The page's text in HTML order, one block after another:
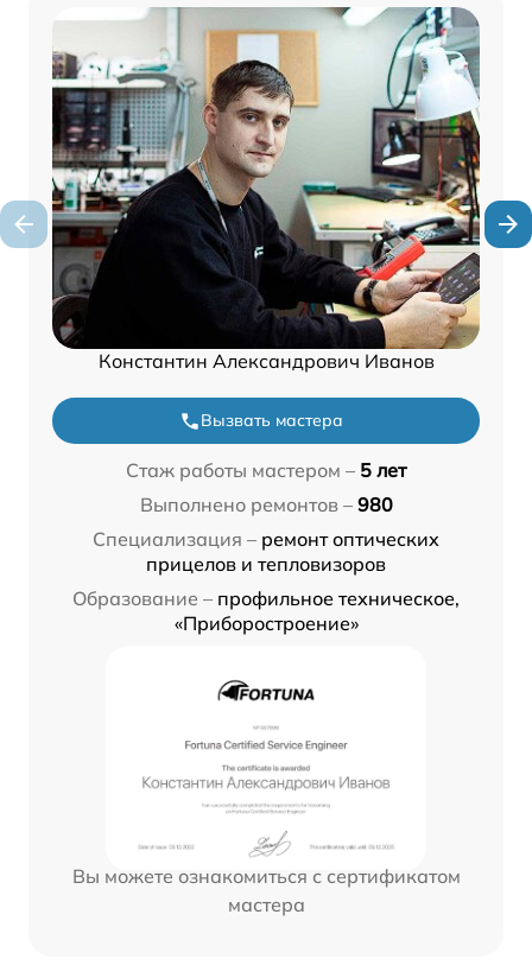
Константин Александрович Иванов
Вызвать мастера
Стаж работы мастером – 5 лет
Выполнено ремонтов – 980
Специализация – ремонт оптических
прицелов и тепловизоров
Образование – профильное техническое,
«Приборостроение»
Вы можете ознакомиться с сертификатом
мастера